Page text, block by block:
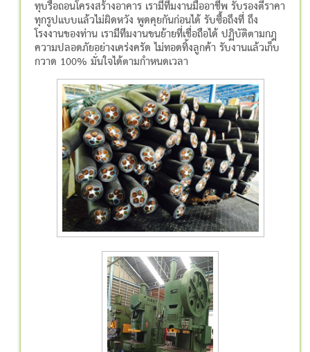
ทุบรื้อถอนโครงสร้างอาคาร เรามีทีมงานมืออาชีพ รับรองตีราคา
ทุกรูปแบบแล้วไม่ผิดหวัง พูดคุยกันก่อนได้ รับซื้อถึงที่ ถึง
โรงงานของท่าน เรามีทีมงานขนย้ายที่เชื่อถือได้ ปฏิบัติตามกฎ
ความปลอดภัยอย่างเคร่งครัด ไม่ทอดทิ้งลูกค้า รับงานแล้วเก็บ
กวาด 100% มั่นใจได้ตามกำหนดเวลา